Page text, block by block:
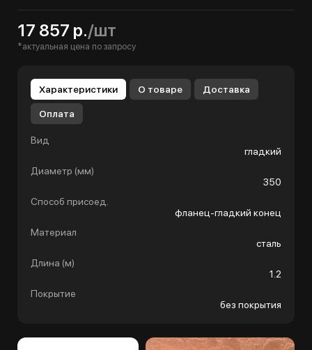
17 857 р./шт
*актуальная цена по запросу
Характеристики О товаре Доставка
Оплата
Вид
гладкий
Диаметр (мм)
350
Способ присоед.
фланец-гладкий конец
Материал
сталь
Длина (м)
1.2
Покрытие
без покрытия